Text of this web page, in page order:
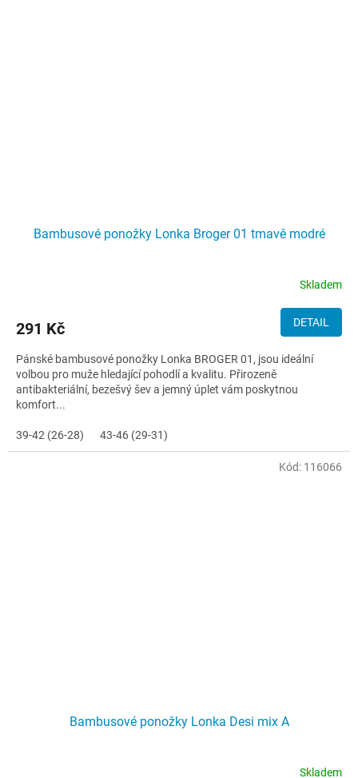
Bambusové ponožky Lonka Broger 01 tmavě modré
Skladem
291 Kč DETAIL
Pánské bambusové ponožky Lonka BROGER 01, jsou ideální
volbou pro muže hledající pohodlí a kvalitu. Přirozeně
antibakteriální, bezešvý šev a jemný úplet vám poskytnou
komfort...
39-42 (26-28) 43-46 (29-31)
Bambusové ponožky Lonka Desi mix A
Skladem
Kód: 116066